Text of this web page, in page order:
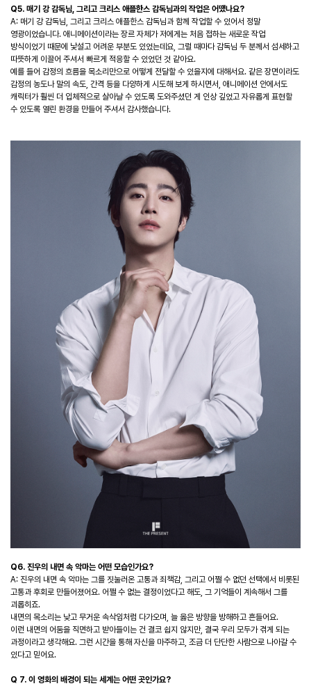
Q5. 매기 강 감독님, 그리고 크리스 애플한스 감독님과의 작업은 어땠나요?
A: 매기 강 감독님, 그리고 크리스 애플한스 감독님과 함께 작업할 수 있어서 정말
영광이었습니다. 애니메이션이라는 장르 자체가 저에게는 처음 접하는 새로운 작업
방식이었기 때문에 낯설고 어려운 부분도 있었는데요, 그럴 때마다 감독님 두 분께서 섬세하고
따뜻하게 이끌어 주셔서 빠르게 적응할 수 있었던 것 같아요.
예를 들어 감정의 흐름을 목소리만으로 어떻게 전달할 수 있을지에 대해서요. 같은 장면이라도
감정의 농도나 말의 속도, 간격 등을 다양하게 시도해 보게 하시면서, 애니메이션 안에서도
캐릭터가 훨씬 더 입체적으로 살아날 수 있도록 도와주셨던 게 인상 깊었고 자유롭게 표현할
수 있도록 열린 환경을 만들어 주셔서 감사했습니다.
Q6. 진우의 내면 속 악마는 어떤 모습인가요?
A: 진우의 내면 속 악마는 그를 짓눌러온 고통과 죄책감, 그리고 어쩔 수 없던 선택에서 비롯된
고통과 후회로 만들어졌어요. 어쩔 수 없는 결정이었다고 해도, 그 기억들이 계속해서 그를
괴롭히죠.
내면의 목소리는 낮고 무거운 속삭임처럼 다가오며, 늘 옳은 방향을 방해하고 흔들어요.
이런 내면의 어둠을 직면하고 받아들이는 건 결코 쉽지 않지만, 결국 우리 모두가 겪게 되는
과정이라고 생각해요. 그런 시간을 통해 자신을 마주하고, 조금 더 단단한 사람으로 나아갈 수
있다고 믿어요.
Q 7. 이 영화의 배경이 되는 세계는 어떤 곳인가요?